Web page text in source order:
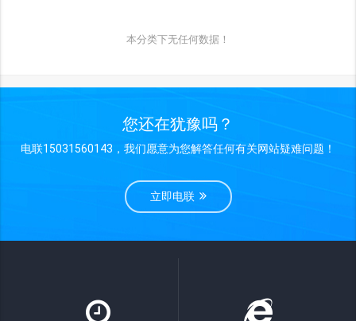
本分类下无任何数据！
您还在犹豫吗？
电联15031560143，我们愿意为您解答任何有关网站疑难问题！
立即电联